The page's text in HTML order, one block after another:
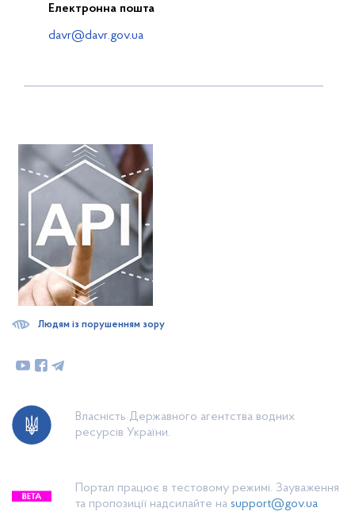
Електронна пошта
davr@davr.gov.ua
Власність Державного агентства водних
ресурсів України.
Портал працює в тестовому режимі. Зауваження
та пропозиції надсилайте на support@gov.ua
Людям із порушенням зору